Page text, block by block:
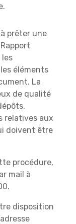
prêter une
les
éléments
La
de qualité
relatives aux
doivent être
procédure,
mail à
disposition